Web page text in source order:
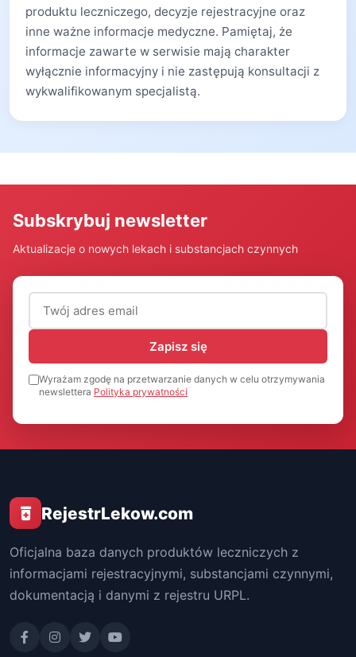
produktu leczniczego, decyzje rejestracyjne oraz
inne ważne informacje medyczne. Pamiętaj, że
informacje zawarte w serwisie mają charakter
wyłącznie informacyjny i nie zastępują konsultacji z
wykwalifikowanym specjalistą.
Subskrybuj newsletter
Aktualizacje o nowych lekach i substancjach czynnych
Adres email (wymagany)
Zapisz się
Wyrażam zgodę na przetwarzanie danych w celu otrzymywania
newslettera Polityka prywatności
RejestrLekow.com
Oficjalna baza danych produktów leczniczych z
informacjami rejestracyjnymi, substancjami czynnymi,
dokumentacją i danymi z rejestru URPL.